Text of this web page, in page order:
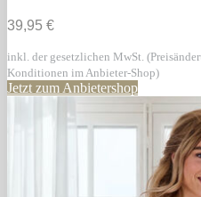
39,95 €
inkl. der gesetzlichen MwSt.
Konditionen im Anbieter-Shop)
Jetzt zum Anbietershop